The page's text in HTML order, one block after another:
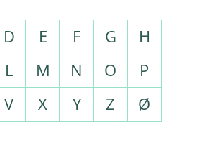
D E F G
H
L M N O
P
V X Y Z Ø